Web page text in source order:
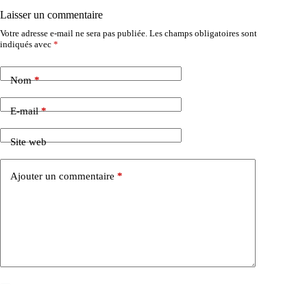
Laisser un commentaire
Votre adresse e-mail ne sera pas publiée. Les champs obligatoires sont
indiqués avec *
Nom*
E-mail*
Site web
Ajouter un commentaire *